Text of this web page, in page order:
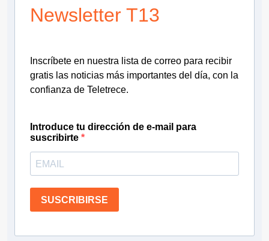
Newsletter T13
Inscríbete en nuestra lista de correo para recibir
gratis las noticias más importantes del día, con la
confianza de Teletrece.
Introduce tu dirección de e-mail para
suscribirte
SUSCRIBIRSE